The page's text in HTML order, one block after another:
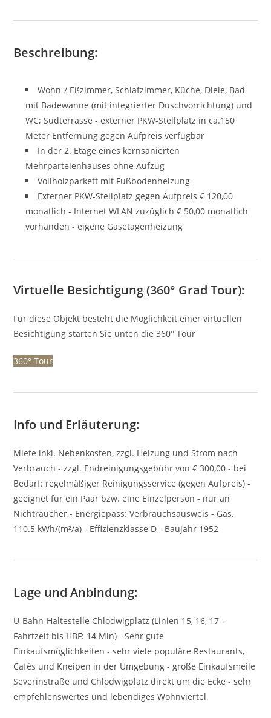
Beschreibung:
Wohn-/ Eßzimmer, Schlafzimmer, Küche, Diele, Bad
mit Badewanne (mit integrierter Duschvorrichtung) und
WC; Südterrasse - externer PKW-Stellplatz in ca.150
Meter Entfernung gegen Aufpreis verfügbar
In der 2. Etage eines kernsanierten
Mehrparteienhauses ohne Aufzug
Vollholzparkett mit Fußbodenheizung
Externer PKW-Stellplatz gegen Aufpreis € 120,00
monatlich - Internet WLAN zuzüglich € 50,00 monatlich
vorhanden - eigene Gasetagenheizung
Virtuelle Besichtigung (360° Grad Tour):
Für diese Objekt besteht die Möglichkeit einer virtuellen
Besichtigung starten Sie unten die 360° Tour
360° Tour
Info und Erläuterung:
Miete inkl. Nebenkosten, zzgl. Heizung und Strom nach
Verbrauch - zzgl. Endreinigungsgebühr von € 300,00 - bei
Bedarf: regelmäßiger Reinigungsservice (gegen Aufpreis) -
geeignet für ein Paar bzw. eine Einzelperson - nur an
Nichtraucher - Energiepass: Verbrauchsausweis - Gas,
110.5 kWh/(m²/a) - Effizienzklasse D - Baujahr 1952
Lage und Anbindung:
U-Bahn-Haltestelle Chlodwigplatz (Linien 15, 16, 17 -
Fahrtzeit bis HBF: 14 Min) - Sehr gute
Einkaufsmöglichkeiten - sehr viele populäre Restaurants,
Cafés und Kneipen in der Umgebung - große Einkaufsmeile
Severinstraße und Chlodwigplatz direkt um die Ecke - sehr
empfehlenswertes und lebendiges Wohnviertel